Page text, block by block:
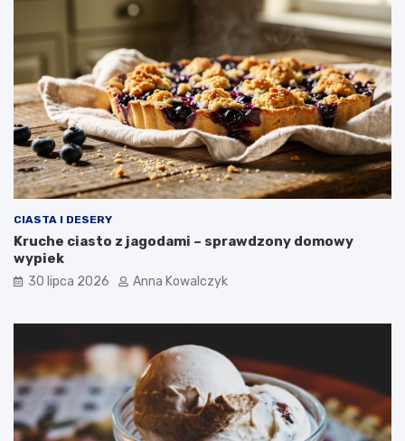
CIASTA I DESERY
Kruche ciasto z jagodami – sprawdzony domowy
wypiek
30 lipca 2026 Anna Kowalczyk